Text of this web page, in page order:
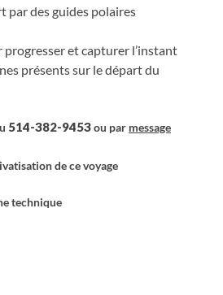
un décor : c’est une expérience. Et
à embarquer ?
par des guides polaires
et capturer l’instant
présents sur le départ du
514-382-9453ou par message
de ce voyage
technique